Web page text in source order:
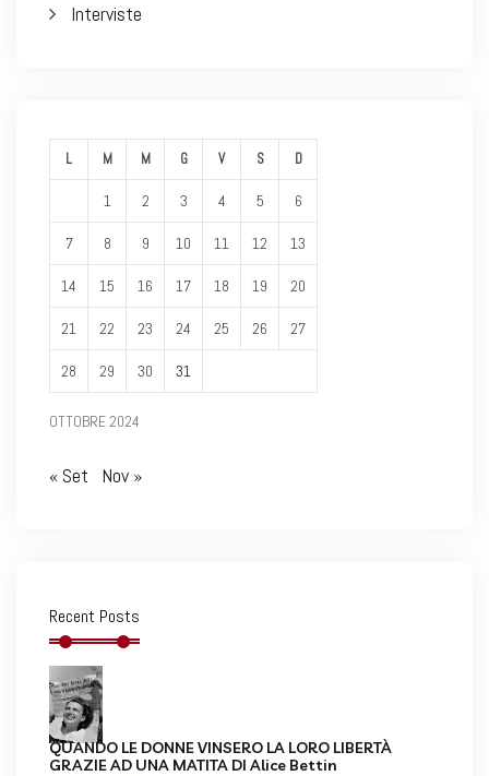
Interviste
OTTOBRE 2024
L M M G V S D
1 2 3 4 5 6
7 8 9 10 11 12 13
14 15 16 17 18 19 20
21 22 23 24 25 26 27
28 29 30 31
« Set Nov »
Recent Posts
QUANDO LE DONNE VINSERO LA LORO LIBERTÀ
GRAZIE AD UNA MATITA DI Alice Bettin